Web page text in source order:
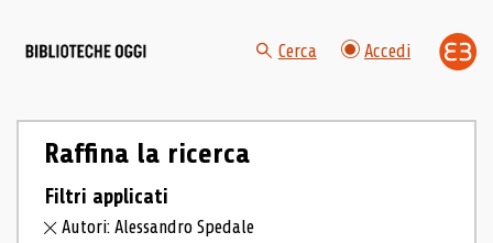
Cerca Accedi
Raffina la ricerca
Filtri applicati
Autori: Alessandro Spedale